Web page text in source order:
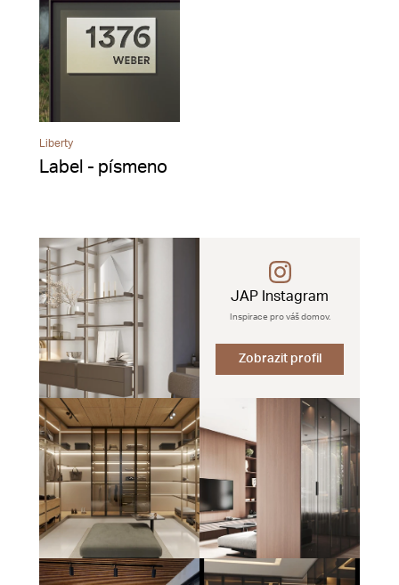
Liberty
Label - písmeno
JAP Instagram
Inspirace pro váš domov.
Zobrazit profil